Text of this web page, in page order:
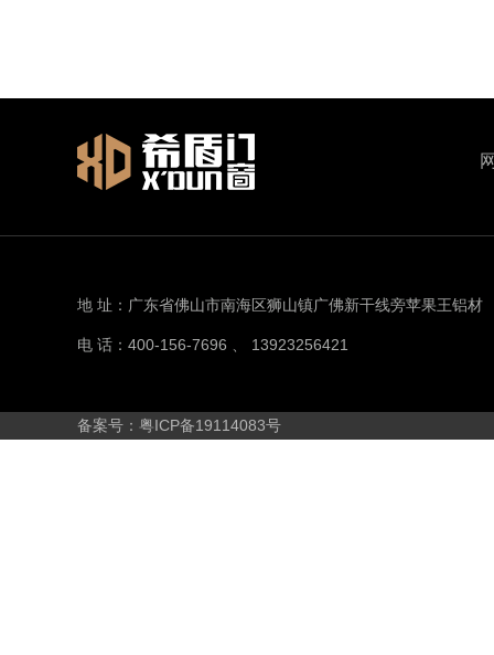
地 址：广东省佛山市南海区狮山镇广佛新干线旁苹果王铝材
电 话：400-156-7696 、 13923256421
备案号：粤ICP备19114083号